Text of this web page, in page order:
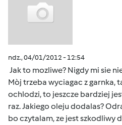
ndz., 04/01/2012 - 12:54
Jak to mozliwe? Nigdy mi sie
Mòj trzeba wyciagac z garnka,
ochlodzi, to jeszcze bardziej
raz. Jakiego oleju dodalas?
bo czytalam, ze jest szkodliwy